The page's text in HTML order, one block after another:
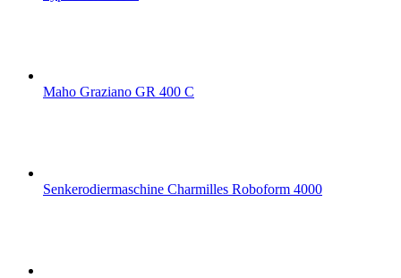
Maho Graziano GR 400 C
Senkerodiermaschine Charmilles Roboform 4000